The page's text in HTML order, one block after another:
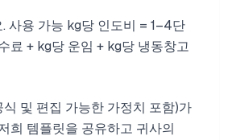
사용 가능 kg당 인도비 = 1–4단
료 + kg당 운임 + kg당 냉동창고
및 편집 가능한 가정치 포함)가
희 템플릿을 공유하고 귀사의